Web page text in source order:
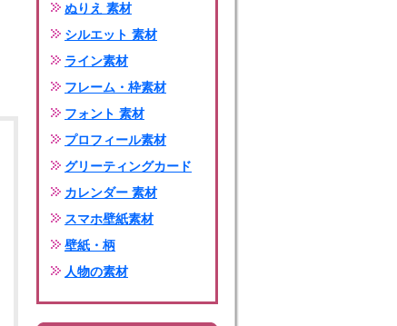
ぬりえ 素材
シルエット 素材
ライン素材
フレーム・枠素材
フォント 素材
プロフィール素材
グリーティングカード
カレンダー 素材
スマホ壁紙素材
壁紙・柄
人物の素材